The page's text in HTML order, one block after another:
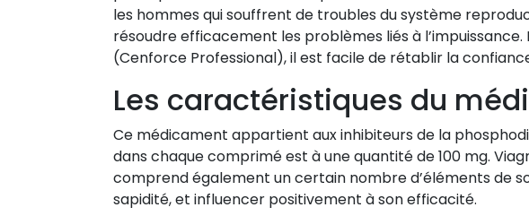
les hommes qui souffrent de troubles du système
résoudre efficacement les problèmes liés à
(Cenforce Professional), il est facile de rétablir la
Les caractéristiques du
Ce médicament appartient aux inhibiteurs de la
dans chaque comprimé est à une quantité de 100 mg.
comprend également un certain nombre d’éléments de
sapidité, et influencer positivement à son efficacité.